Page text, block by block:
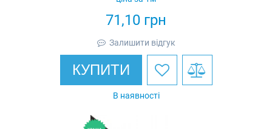
71,10 грн
Залишити відгук
КУПИТИ
В наявності